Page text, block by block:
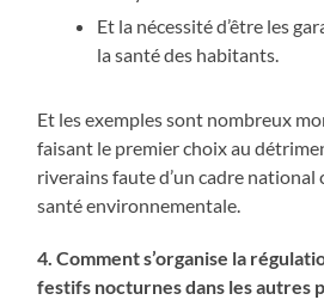
Et la nécessité d’être les
la santé des habitants.
Et les exemples sont nombreux
faisant le premier choix au
riverains faute d’un cadre national
santé environnementale.
4. Comment s’organise la
festifs nocturnes dans les autres